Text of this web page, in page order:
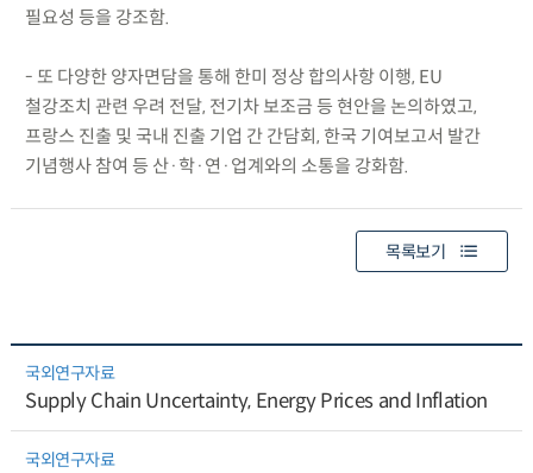
필요성 등을 강조함.
- 또 다양한 양자면담을 통해 한미 정상 합의사항 이행, EU
철강조치 관련 우려 전달, 전기차 보조금 등 현안을 논의하였고,
프랑스 진출 및 국내 진출 기업 간 간담회, 한국 기여보고서 발간
기념행사 참여 등 산·학·연·업계와의 소통을 강화함.
목록보기
국외연구자료
Supply Chain Uncertainty, Energy Prices and Inflation
국외연구자료